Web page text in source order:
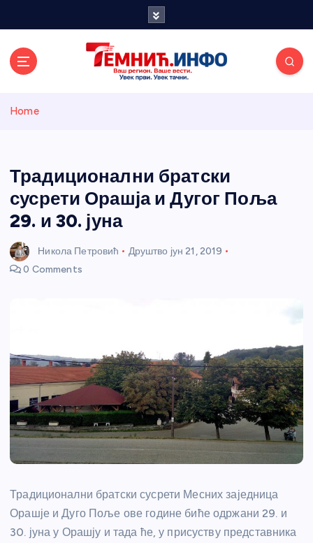
и портал
Home
Традиционални братски
сусрети Орашја и Дугог Поља
29. и 30. јуна
Никола Петровић Друштво јун 21, 2019
0 Comments
Традиционални братски сусрети Месних заједница
Орашје и Дуго Поље ове године биће одржани 29. и
30. јуна у Орашју и тада ће, у присуству представника